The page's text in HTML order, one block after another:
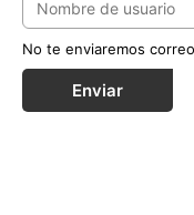
No te enviaremos
Enviar